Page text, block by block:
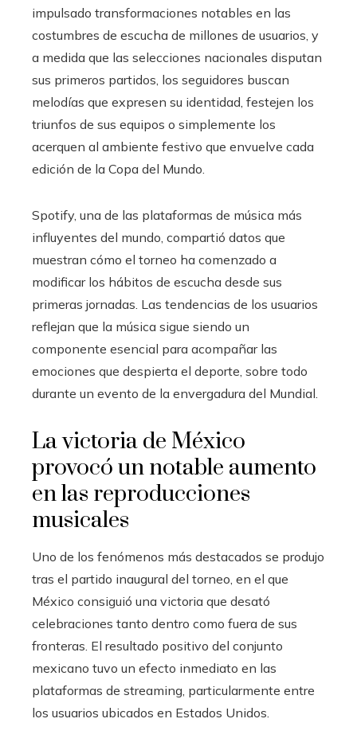
impulsado transformaciones notables en las
costumbres de escucha de millones de usuarios, y
a medida que las selecciones nacionales disputan
sus primeros partidos, los seguidores buscan
melodías que expresen su identidad, festejen los
triunfos de sus equipos o simplemente los
acerquen al ambiente festivo que envuelve cada
edición de la Copa del Mundo.
Spotify, una de las plataformas de música más
influyentes del mundo, compartió datos que
muestran cómo el torneo ha comenzado a
modificar los hábitos de escucha desde sus
primeras jornadas. Las tendencias de los usuarios
reflejan que la música sigue siendo un
componente esencial para acompañar las
emociones que despierta el deporte, sobre todo
durante un evento de la envergadura del Mundial.
La victoria de México
provocó un notable aumento
en las reproducciones
musicales
Uno de los fenómenos más destacados se produjo
tras el partido inaugural del torneo, en el que
México consiguió una victoria que desató
celebraciones tanto dentro como fuera de sus
fronteras. El resultado positivo del conjunto
mexicano tuvo un efecto inmediato en las
plataformas de streaming, particularmente entre
los usuarios ubicados en Estados Unidos.